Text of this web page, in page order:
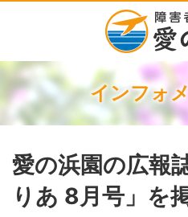
インフォ
愛の浜園の広報
りあ 8月号」を